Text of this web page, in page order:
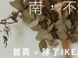
南，
首頁 »除了